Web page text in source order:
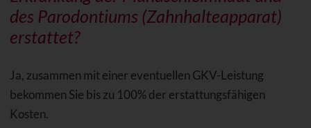
des Parodontiums (Zahnhalteapparat)
erstattet?
Ja, zusammen mit einer eventuellen GKV-Leistung
bekommen Sie bis zu 100% der erstattungsfähigen
Kosten.